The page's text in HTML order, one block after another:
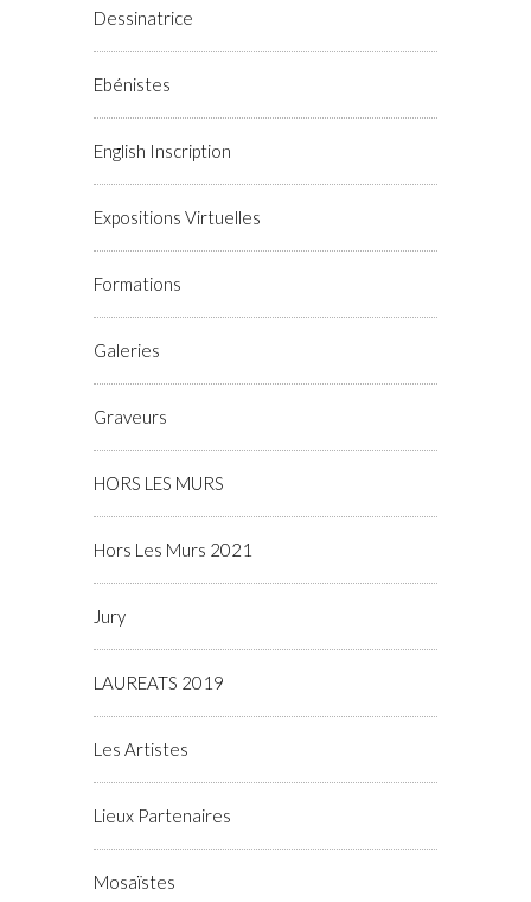
Dessinatrice
Ebénistes
English Inscription
Expositions Virtuelles
Formations
Galeries
Graveurs
HORS LES MURS
Hors Les Murs 2021
Jury
LAUREATS 2019
Les Artistes
Lieux Partenaires
Mosaïstes